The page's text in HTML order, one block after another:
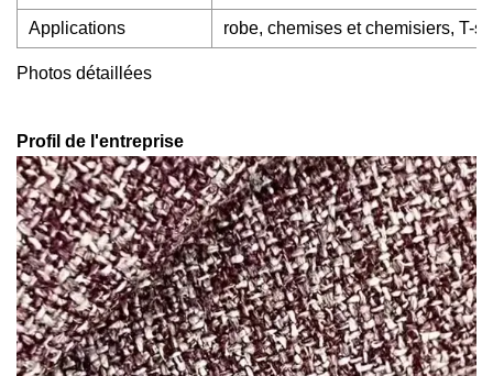
Applications robe, chemises et chemisiers, T-
Photos détaillées
Profil de l'entreprise